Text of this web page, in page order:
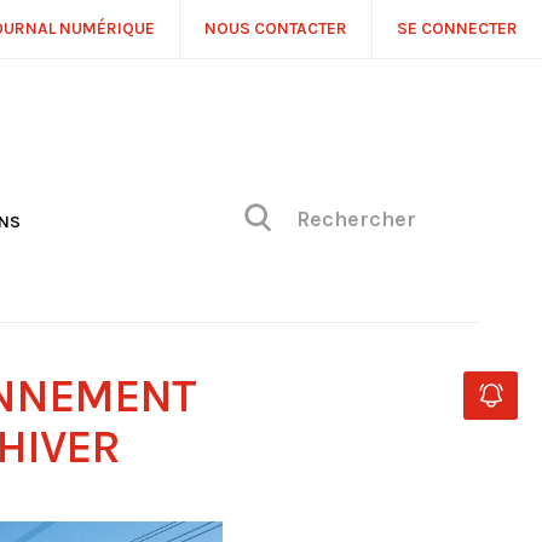
NUMÉRIQUE NOUS CONTACTER SE CONNECTER